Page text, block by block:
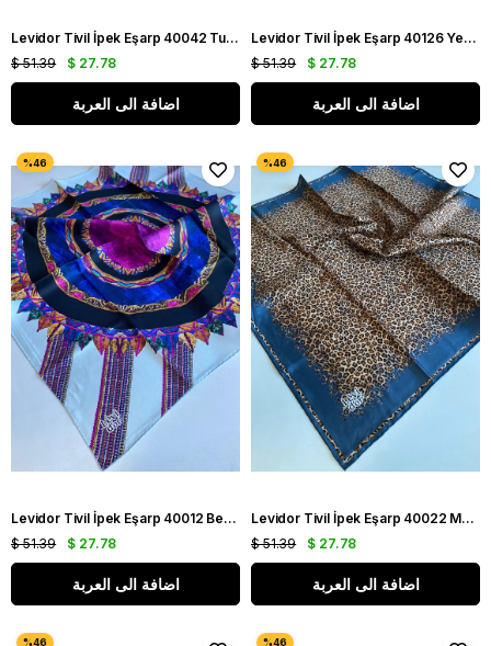
Levidor Tivil İpek Eşarp 40042 Turuncu Karışık Desen
$ 27.78
$ 51.39
اضافة الى العربة
Levidor Tivil İpek Eşarp 40126 Yeşil Karışık Desen
$ 27.78
$ 51.39
اضافة الى العربة
Levidor Tivil İpek Eşarp 40012 Beyaz Karışık Desen
$ 27.78
$ 51.39
اضافة الى العربة
Levidor Tivil İpek Eşarp 40022 Mavi Karışık Desen
$ 27.78
$ 51.39
اضافة الى العربة